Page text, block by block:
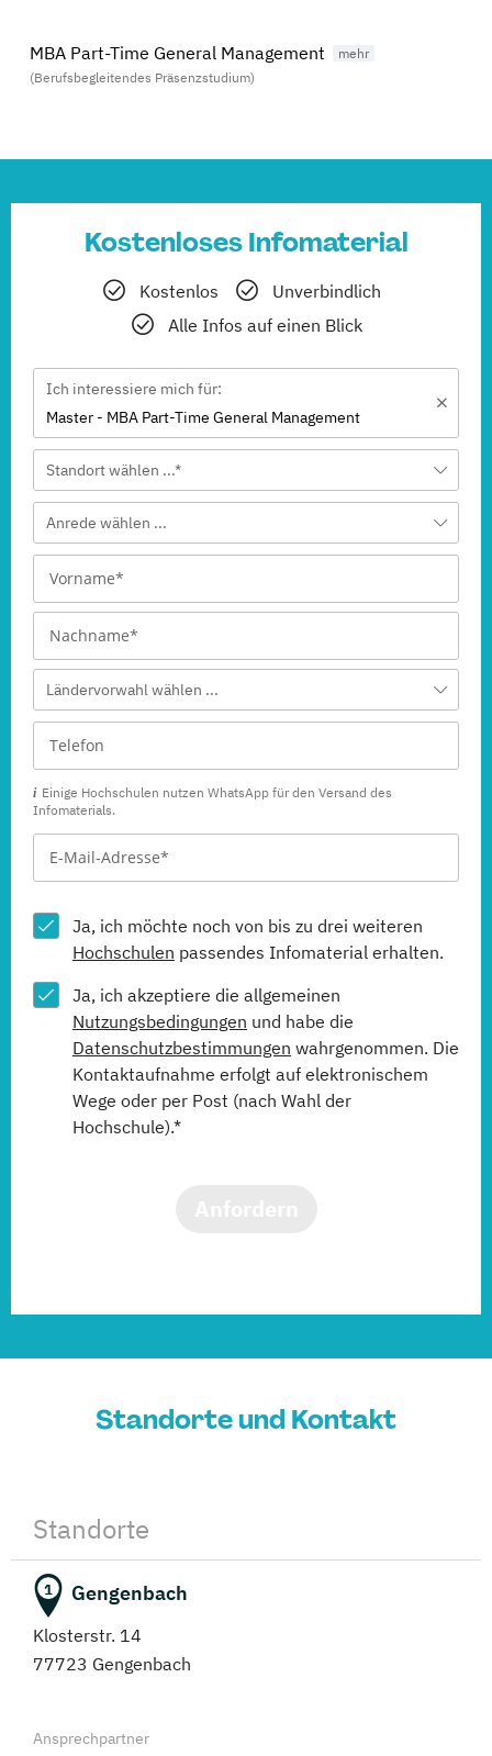
MBA Part-Time General Management
(Berufsbegleitendes Präsenzstudium)
Kostenloses Infomaterial
Kostenlos
Unverbindlich
Alle Infos auf einen Blick
Ich interessiere mich für:
Master - MBA Part-Time General Management
Standort wählen ...*
Anrede wählen ...
Ländervorwahl wählen ...
Einige Hochschulen nutzen WhatsApp für den Versand des
Infomaterials.
Ja, ich möchte noch von bis zu drei weiteren
Hochschulen passendes Infomaterial erhalten.
Ja, ich akzeptiere die allgemeinen
Nutzungsbedingungen und habe die
Datenschutzbestimmungen wahrgenommen. Die
Kontaktaufnahme erfolgt auf elektronischem
Wege oder per Post (nach Wahl der
Hochschule).*
Standorte und Kontakt
Standorte
1 Gengenbach
Klosterstr. 14
77723 Gengenbach
Ansprechpartner